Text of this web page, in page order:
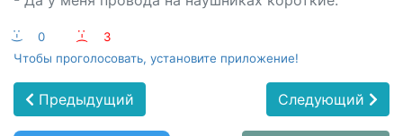
:-) 0 :-(
3
Чтобы проголосовать, установите приложение!
Предыдущий Следующий